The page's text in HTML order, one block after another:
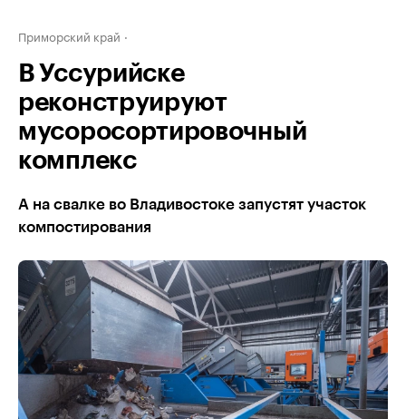
Приморский край
В Уссурийске
реконструируют
мусоросортировочный
комплекс
А на свалке во Владивостоке запустят участок
компостирования